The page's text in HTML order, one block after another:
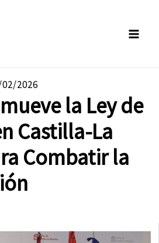
02/2026
la Ley de
Castilla-La
Combatir la